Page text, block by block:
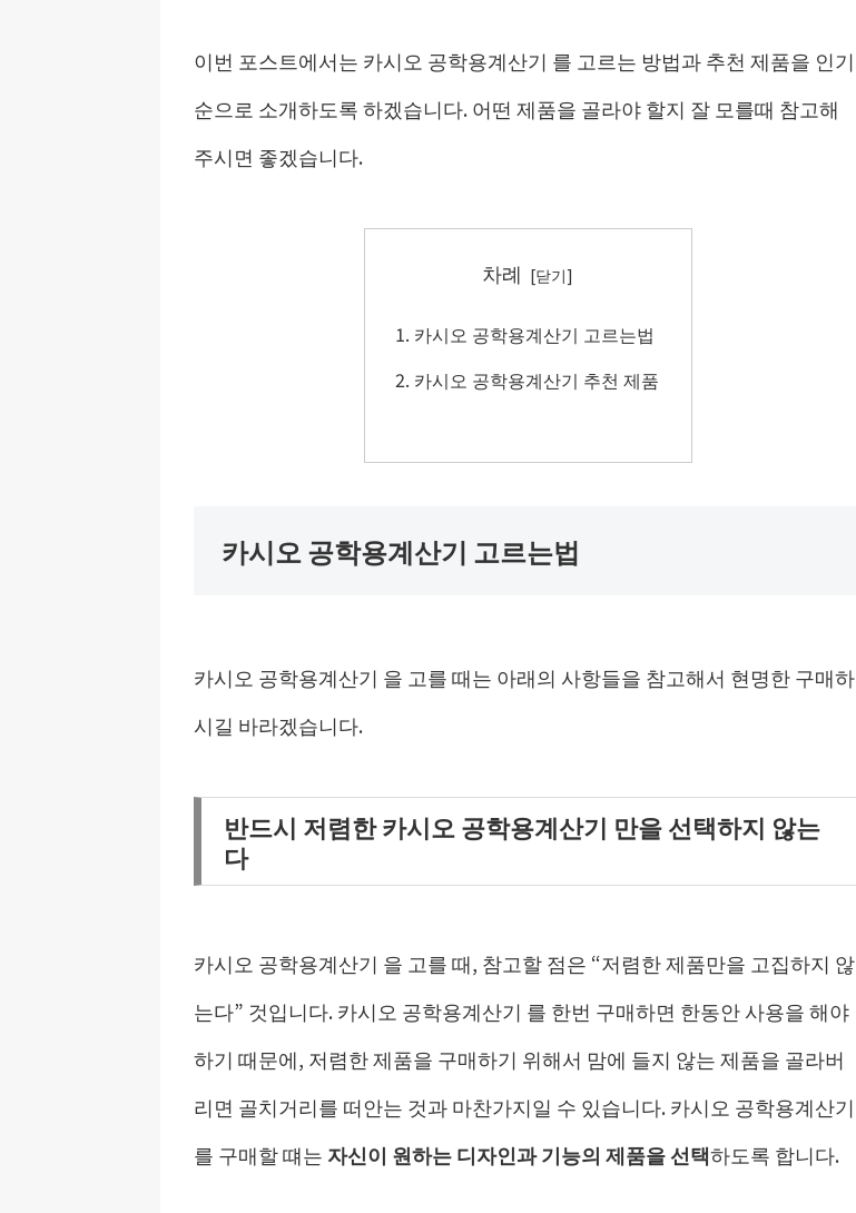
이번 포스트에서는 카시오 공학용계산기 를 고르는 방법과 추천 제품을 인기
순으로 소개하도록 하겠습니다. 어떤 제품을 골라야 할지 잘 모를때 참고해
주시면 좋겠습니다.
차례
카시오 공학용계산기 고르는법
카시오 공학용계산기 추천 제품
카시오 공학용계산기 고르는법
카시오 공학용계산기 을 고를 때는 아래의 사항들을 참고해서 현명한 구매하
시길 바라겠습니다.
반드시 저렴한 카시오 공학용계산기 만을 선택하지 않는
다
카시오 공학용계산기 을 고를 때, 참고할 점은 “저렴한 제품만을 고집하지 않
는다” 것입니다. 카시오 공학용계산기 를 한번 구매하면 한동안 사용을 해야
하기 때문에, 저렴한 제품을 구매하기 위해서 맘에 들지 않는 제품을 골라버
리면 골치거리를 떠안는 것과 마찬가지일 수 있습니다. 카시오 공학용계산기
를 구매할 떄는 자신이 원하는 디자인과 기능의 제품을 선택하도록 합니다.